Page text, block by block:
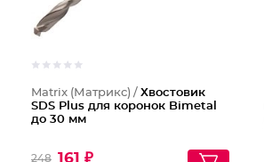
Matrix (Матрикс) / Хвостовик
SDS Plus для коронок Bimetal
до 30 мм
248 161 ₽